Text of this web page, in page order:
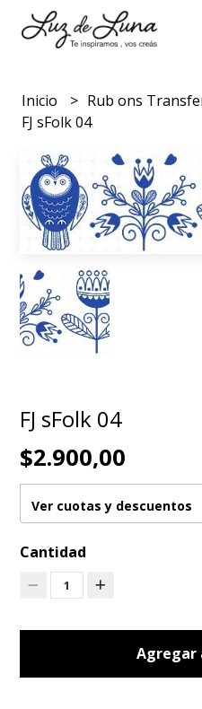
Inicio Rub ons
FJ sFolk 04
FJ sFolk 04
$2.900,00
Ver cuotas y descuentos
Cantidad
1
Agregar